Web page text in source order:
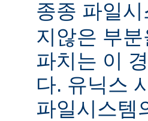
종종 파일
지않은 부
파치는 이
다. 유닉스
파일시스템